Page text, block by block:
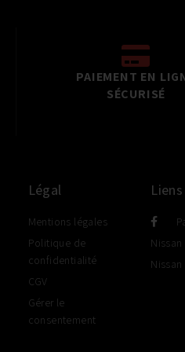
PAIEMENT EN
SÉCURISÉ
Légal
Mentions légales
Politique de
confidentialité
CGV
Gérer le
consentement
Liens
Nissan